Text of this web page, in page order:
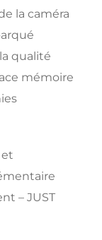
la caméra
qualité
mémoire
– JUST